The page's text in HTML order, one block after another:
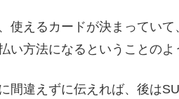
使えるカードが決まっていて
方法になるということのよ
間違えずに伝えれば、後は